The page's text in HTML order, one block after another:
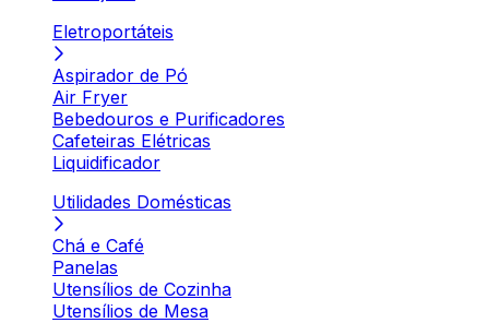
Eletroportáteis
Aspirador de Pó
Air Fryer
Bebedouros e Purificadores
Cafeteiras Elétricas
Liquidificador
Utilidades Domésticas
Chá e Café
Panelas
Utensílios de Cozinha
Utensílios de Mesa